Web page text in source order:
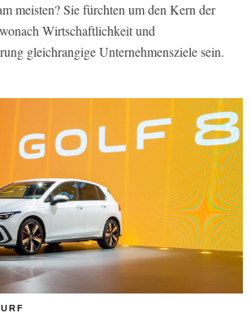
meisten? Sie fürchten um den Kern der
Wirtschaftlichkeit und
gleichrangige Unternehmensziele sein.